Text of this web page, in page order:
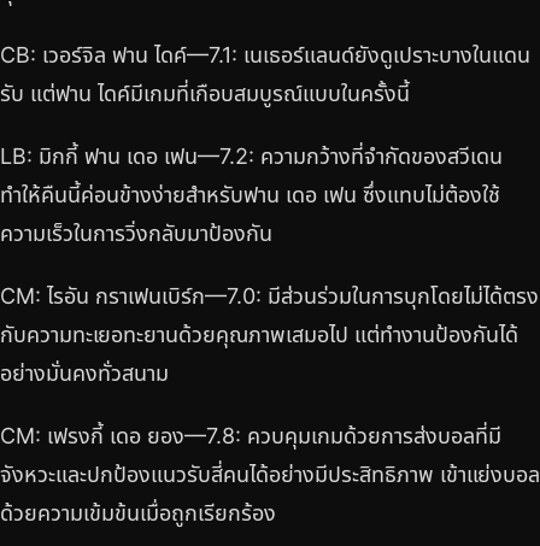
CB: เวอร์จิล ฟาน ไดค์—7.1: เนเธอร์แลนด์ยังดูเปราะบางในแดน
รับ แต่ฟาน ไดค์มีเกมที่เกือบสมบูรณ์แบบในครั้งนี้
LB: มิกกี้ ฟาน เดอ เฟน—7.2: ความกว้างที่จำกัดของสวีเดน
ทำให้คืนนี้ค่อนข้างง่ายสำหรับฟาน เดอ เฟน ซึ่งแทบไม่ต้องใช้
ความเร็วในการวิ่งกลับมาป้องกัน
CM: ไรอัน กราเฟนเบิร์ก—7.0: มีส่วนร่วมในการบุกโดยไม่ได้ตรง
กับความทะเยอทะยานด้วยคุณภาพเสมอไป แต่ทำงานป้องกันได้
อย่างมั่นคงทั่วสนาม
CM: เฟรงกี้ เดอ ยอง—7.8: ควบคุมเกมด้วยการส่งบอลที่มี
จังหวะและปกป้องแนวรับสี่คนได้อย่างมีประสิทธิภาพ เข้าแย่งบอล
ด้วยความเข้มข้นเมื่อถูกเรียกร้อง